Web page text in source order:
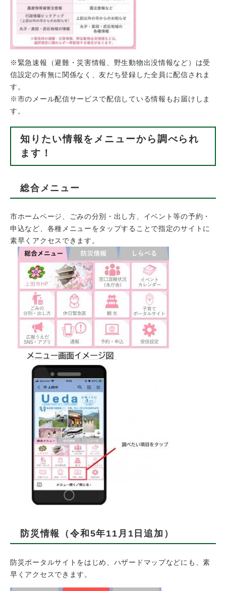
※緊急速報（避難・災害情報、野生動物出没情報など）は受
信設定の有無に関係なく、友だち登録した全員に配信されま
す。
※市のメール配信サービスで配信している情報もお届けしま
す。
知りたい情報をメニューから調べられ
ます！
​​総合メニュー
​市ホームページ、ごみの分別・出し方、イベント等の予約・
申込など、各種メニューをタップすることで指定のサイトに
素早くアクセスできます。
防災情報（令和5年11月1日追加）
防災ポータルサイトをはじめ、ハザードマップなどにも、素
早くアクセスできます。